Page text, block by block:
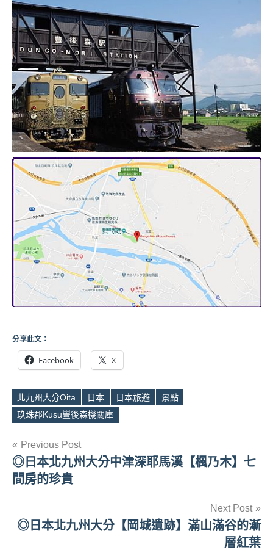
分享此文：
Facebook X
Tags
北九州大分Oita 日本 日本旅遊
景點
玖珠郡Kusu豐後森機關庫
文
章
覽
Previous Post
◎日本北九州大分中津深耶馬溪【楓乃木】七
間房的珍貴
Next Post
◎日本北九州大分【岡城遺跡】滿山滿谷的漸
層紅葉